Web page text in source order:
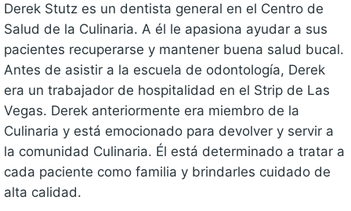
Derek Stutz es un dentista general en el Centro de
Salud de la Culinaria. A él le apasiona ayudar a sus
pacientes recuperarse y mantener buena salud bucal.
Antes de asistir a la escuela de odontología, Derek
era un trabajador de hospitalidad en el Strip de Las
Vegas. Derek anteriormente era miembro de la
Culinaria y está emocionado para devolver y servir a
la comunidad Culinaria. Él está determinado a tratar a
cada paciente como familia y brindarles cuidado de
alta calidad.